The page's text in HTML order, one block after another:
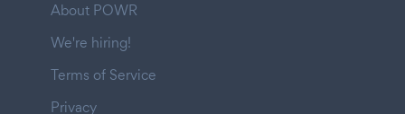
About POWR
We're hiring!
Terms of Service
Privacy